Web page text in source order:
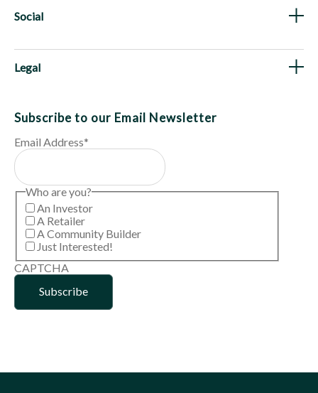
Social
Legal
Subscribe to our Email Newsletter
Email Address*
Who are you?
An Investor
A Retailer
A Community Builder
Just Interested!
CAPTCHA